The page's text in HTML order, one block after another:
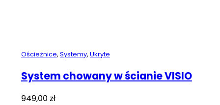
Ościeżnice, Systemy, Ukryte
System chowany w ścianie VISIO
949,00 zł